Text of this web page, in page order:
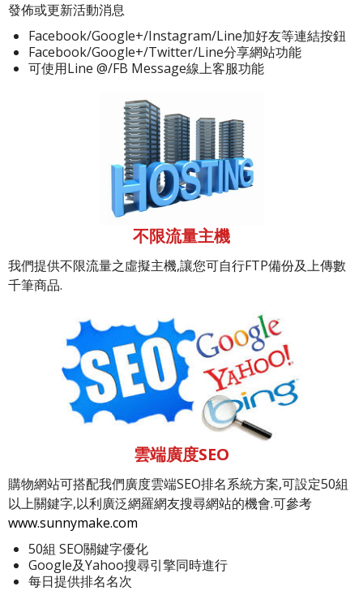
發佈或更新活動消息
Facebook/Google+/Instagram/Line加好友等連結按鈕
Facebook/Google+/Twitter/Line分享網站功能
可使用Line @/FB Message線上客服功能
不限流量主機
我們提供不限流量之虛擬主機,讓您可自行FTP備份及上傳數
千筆商品.
雲端廣度SEO
購物網站可搭配我們廣度雲端SEO排名系統方案,可設定50組
以上關鍵字,以利廣泛網羅網友搜尋網站的機會.可參考
www.sunnymake.com
50組 SEO關鍵字優化
Google及Yahoo搜尋引擎同時進行
每日提供排名名次